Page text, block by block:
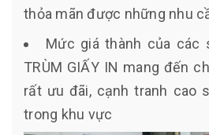
thỏa mãn được những nhu
Mức giá thành của các
TRÙM GIẤY IN mang đến
rất ưu đãi, cạnh tranh cao
trong khu vực